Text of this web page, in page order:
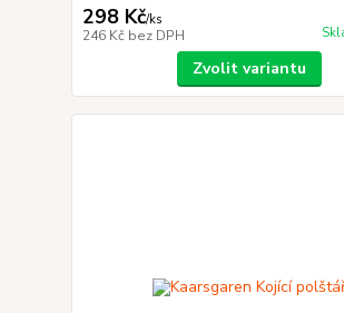
298 Kč/ks
246 Kč bez DPH
Zvolit variantu